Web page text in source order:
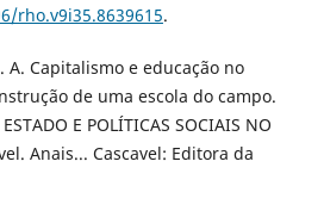
rho.v9i35.8639615.
A. Capitalismo e educação no
de uma escola do campo.
E POLÍTICAS SOCIAIS NO
Anais... Cascavel: Editora da